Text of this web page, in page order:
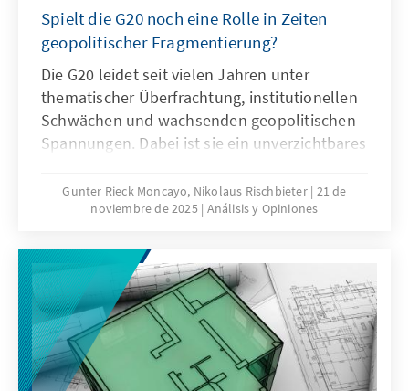
Spielt die G20 noch eine Rolle in Zeiten
geopolitischer Fragmentierung?
Die G20 leidet seit vielen Jahren unter
thematischer Überfrachtung, institutionellen
Schwächen und wachsenden geopolitischen
Spannungen. Dabei ist sie ein unverzichtbares
muss daher ihre Legitimität und Wirksamkeit
zurückgewinnen. Dies kann nur gelingen,
konzentriert, die Troika zu einer mehrjährigen
Planungsinstanz weiterentwickelt, die OECD
als Quasi-Sekretariat institutionell stärkt und
ihre Arbeitsweise stärker auf umsetzbare
Ergebnisse ausrichtet.
Gunter Rieck Moncayo, Nikolaus Rischbieter 21 de
noviembre de 2025 Análisis y Opiniones